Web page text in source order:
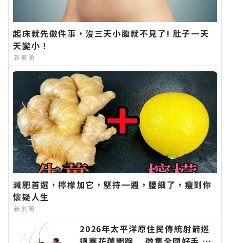
起床就先做件事，沒三天小腹就不見了! 肚子一天
天變小！
新素簡
減肥首選，檸檬加它，堅持一週，腰細了，瘦到你
懷疑人生
新素簡
2026年太平洋原住民傳統射箭巡